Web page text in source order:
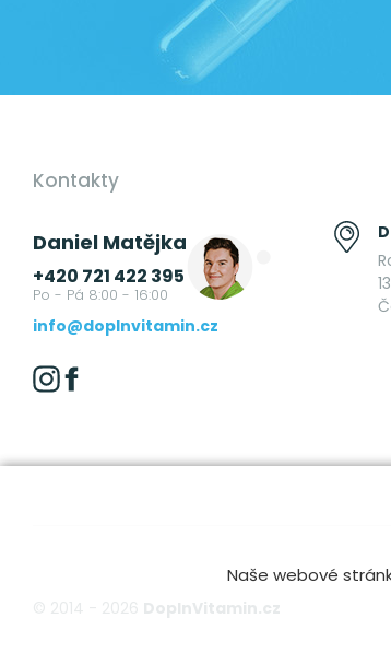
Kontakty
Daniel Matějka
+420 721 422 395
Po - Pá 8:00 - 16:00
info@doplnvitamin.cz
© 2014 - 2026 DoplnVitamin.cz
Naše webové